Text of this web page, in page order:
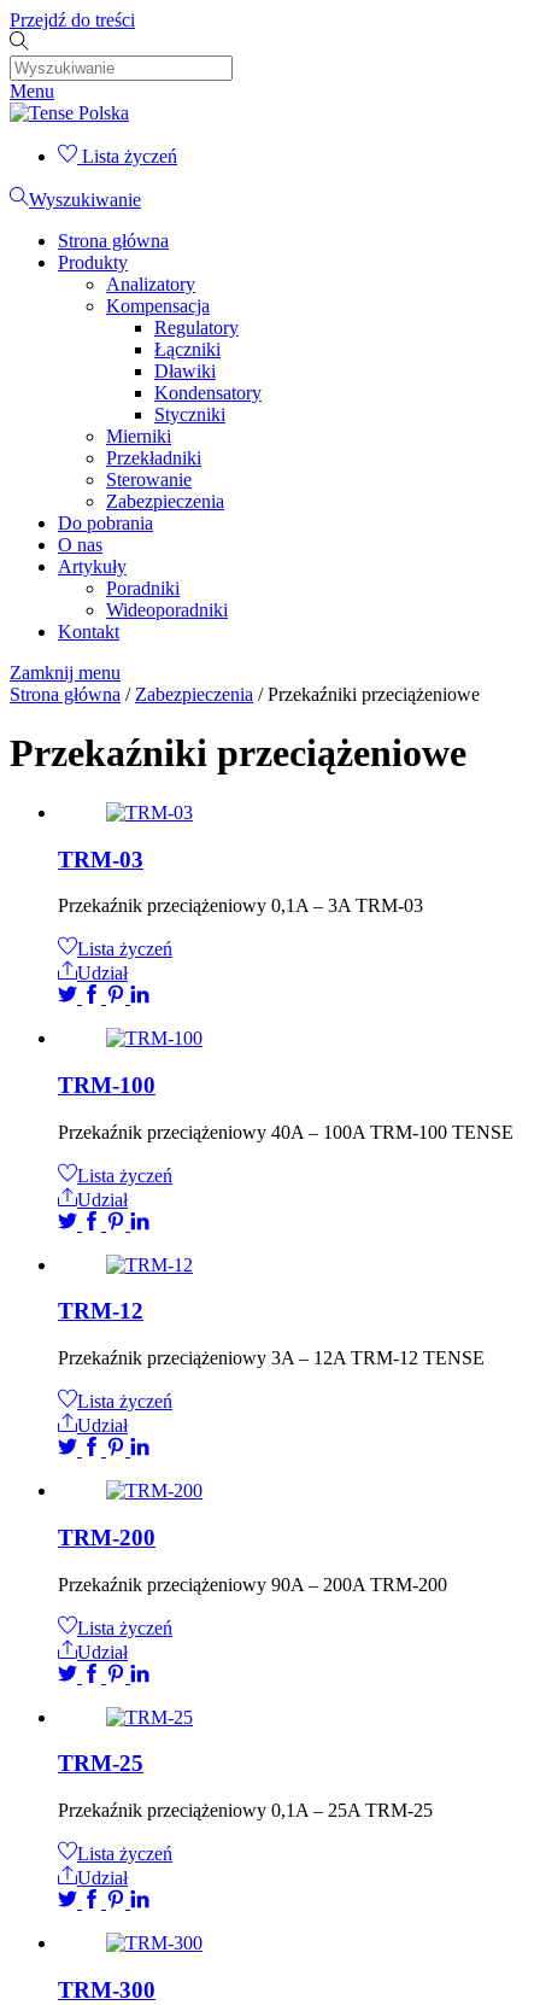
Przejdź do treści
Menu
Lista życzeń
Wyszukiwanie
Strona główna
Produkty
Analizatory
Kompensacja
Regulatory
Łączniki
Dławiki
Kondensatory
Styczniki
Mierniki
Przekładniki
Sterowanie
Zabezpieczenia
Do pobrania
O nas
Artykuły
Poradniki
Wideoporadniki
Kontakt
Zamknij menu
Strona główna / Zabezpieczenia / Przekaźniki przeciążeniowe
Przekaźniki przeciążeniowe
TRM-03
Przekaźnik przeciążeniowy 0,1A – 3A TRM-03
Lista życzeń
Udział
TRM-100
Przekaźnik przeciążeniowy 40A – 100A TRM-100 TENSE
Lista życzeń
Udział
TRM-12
Przekaźnik przeciążeniowy 3A – 12A TRM-12 TENSE
Lista życzeń
Udział
TRM-200
Przekaźnik przeciążeniowy 90A – 200A TRM-200
Lista życzeń
Udział
TRM-25
Przekaźnik przeciążeniowy 0,1A – 25A TRM-25
Lista życzeń
Udział
TRM-300